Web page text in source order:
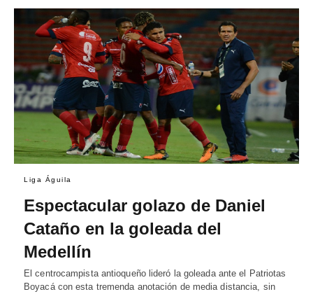
Liga Águila
Espectacular golazo de Daniel
Cataño en la goleada del
Medellín
El centrocampista antioqueño lideró la goleada ante el Patriotas
Boyacá con esta tremenda anotación de media distancia, sin